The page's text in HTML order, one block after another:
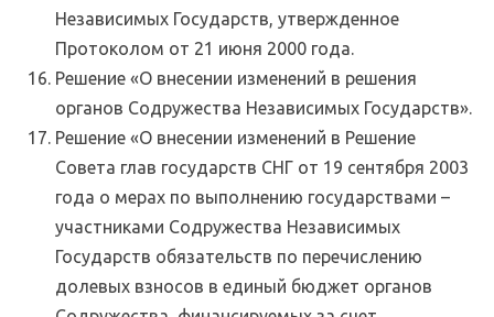
Независимых Государств, утвержденное
Протоколом от 21 июня 2000 года.
Решение «О внесении изменений в решения
органов Содружества Независимых Государств».
Решение «О внесении изменений в Решение
Совета глав государств СНГ от 19 сентября 2003
года о мерах по выполнению государствами –
участниками Содружества Независимых
Государств обязательств по перечислению
долевых взносов в единый бюджет органов